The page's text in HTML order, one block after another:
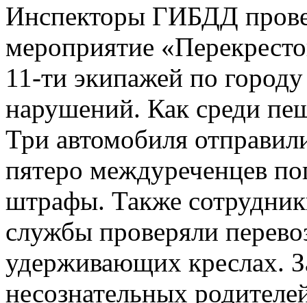
Инспекторы ГИБДД
мероприятие
11-ти экипажей по
нарушений. Как среди
Три автомобиля
пятеро междуреченцев
штрафы. Также
службы проверяли
удерживающих креслах.
несознательных